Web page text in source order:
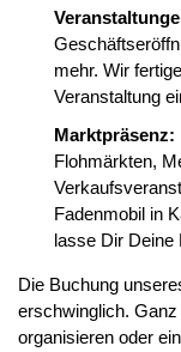
mehr. Wir
Veranstaltung
Marktpräsenz:
Flohmärkten,
Fadenmobil in
lasse Dir Deine
Die Buchung
erschwinglich.
organisieren oder